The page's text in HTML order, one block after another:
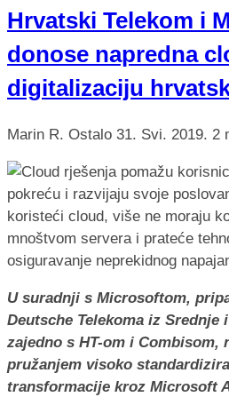
Hrvatski Telekom i
donose napredna
digitalizaciju
Marin R. Ostalo 31. Svi. 2019. 2
U suradnji s Microsoftom,
Deutsche Telekoma iz Srednje
zajedno s HT-om i Combisom,
pružanjem visoko
transformacije kroz Microsoft